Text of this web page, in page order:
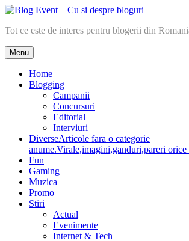
Skip
content
Blog Event – Cu si despre bloguri
Tot ce este de interes pentru blogerii din
Menu
Home
Blogging
Campanii
Concursuri
Editorial
Interviuri
DiverseArticole fara o categorie
anume.Virale,imagini,ganduri,pareri
Fun
Gaming
Muzica
Promo
Stiri
Actual
Evenimente
Internet & Tech